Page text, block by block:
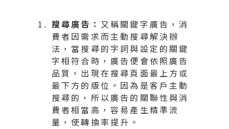
搜尋廣告 ： 又稱關鍵字廣告，消
費者因需求而主動搜尋解決辦
法，當搜尋的字詞與設定的關鍵
字相符合時，廣告便會依照廣告
品質，出現在搜尋頁面最上方或
最下方的版位。因為是客戶主動
搜尋的，所以廣告的關聯性與消
費者相當高，容易產生精準流
量，使轉換率提升。